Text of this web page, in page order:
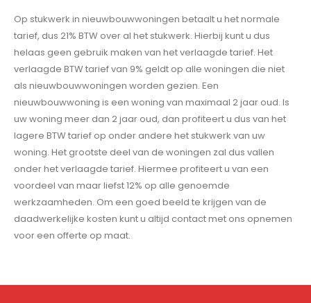
Op stukwerk in nieuwbouwwoningen betaalt u het normale
tarief, dus 21% BTW over al het stukwerk. Hierbij kunt u dus
helaas geen gebruik maken van het verlaagde tarief. Het
verlaagde BTW tarief van 9% geldt op alle woningen die niet
als nieuwbouwwoningen worden gezien. Een
nieuwbouwwoning is een woning van maximaal 2 jaar oud. Is
uw woning meer dan 2 jaar oud, dan profiteert u dus van het
lagere BTW tarief op onder andere het stukwerk van uw
woning. Het grootste deel van de woningen zal dus vallen
onder het verlaagde tarief. Hiermee profiteert u van een
voordeel van maar liefst 12% op alle genoemde
werkzaamheden. Om een goed beeld te krijgen van de
daadwerkelijke kosten kunt u altijd contact met ons opnemen
voor een offerte op maat.